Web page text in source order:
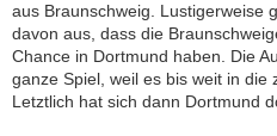
aus Braunschweig. Lustigerweise
davon aus, dass die
Chance in Dortmund haben. Die
ganze Spiel, weil es bis weit in die
Letztlich hat sich dann Dortmund